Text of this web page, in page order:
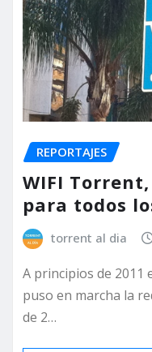
REPORTAJES
WIFI
para todos
torrent al dia
A principios de
puso en marcha la
de 2…